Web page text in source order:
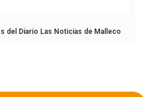
del Diario Las Noticias de Malleco